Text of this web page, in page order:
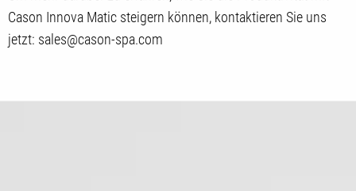
Cason Innova Matic steigern können, kontaktieren Sie uns
jetzt: sales@cason-spa.com